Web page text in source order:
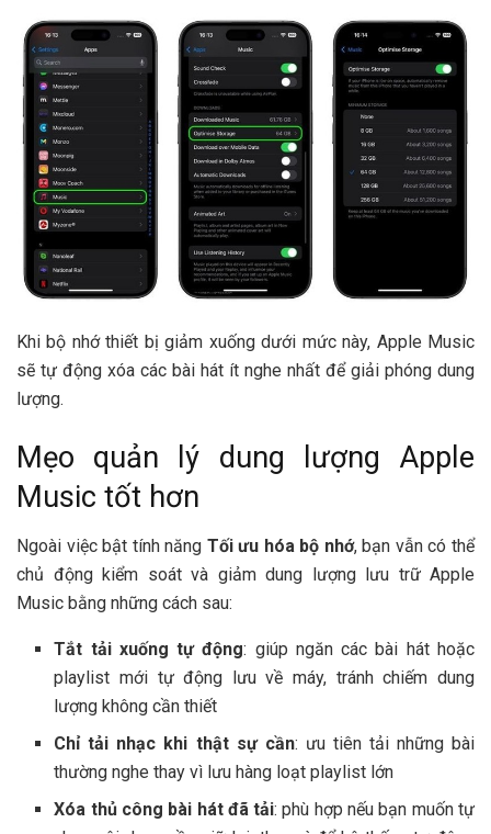
Khi bộ nhớ thiết bị giảm xuống dưới mức này, Apple Music
sẽ tự động xóa các bài hát ít nghe nhất để giải phóng dung
lượng.
Mẹo quản lý dung lượng Apple
Music tốt hơn
Ngoài việc bật tính năng Tối ưu hóa bộ nhớ, bạn vẫn có thể
chủ động kiểm soát và giảm dung lượng lưu trữ Apple
Music bằng những cách sau:
Tắt tải xuống tự động: giúp ngăn các bài hát hoặc
playlist mới tự động lưu về máy, tránh chiếm dung
lượng không cần thiết
Chỉ tải nhạc khi thật sự cần: ưu tiên tải những bài
thường nghe thay vì lưu hàng loạt playlist lớn
Xóa thủ công bài hát đã tải: phù hợp nếu bạn muốn tự